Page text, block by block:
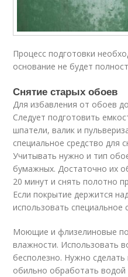
Процесс подготовки
основание не будет
Снятие старых обоев
Для избавления от обоев
Следует подготовить
шпатели, валик и
специальное средство для
Учитывать нужно и тип
бумажных. Достаточно их
20 минут и снять полотно
Если покрытие держится
использовать специальное
Моющие и флизелиновые
влажности. Использовать
бесполезно. Нужно сделать
обильно обработать